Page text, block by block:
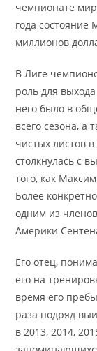
чемпионате
года
миллионов
В Лиге
роль для
него было в
всего сезона, а
чистых листов
столкнулась с
того, как
Более
одним из
Америки
Его отец,
его на
время его
раза подряд
в 2013, 2014,